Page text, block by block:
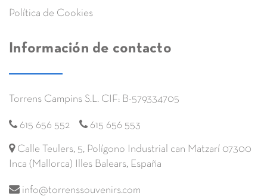
Política de Cookies
Información de contacto
Torrens Campins S.L. CIF: B-579334705
615 656 552 615 656 553
Calle Teulers, 5, Polígono Industrial can Matzarí 07300
Inca (Mallorca) Illes Balears, España
info@torrenssouvenirs.com